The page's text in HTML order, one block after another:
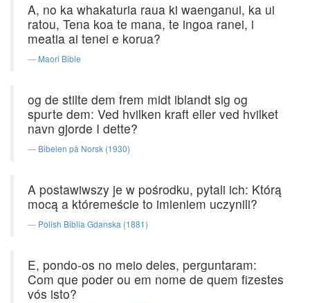
A, no ka whakaturia raua ki waenganui, ka ui
ratou, Tena koa te mana, te ingoa ranei, i
meatia ai tenei e korua?
Maori Bible
og de stilte dem frem midt iblandt sig og
spurte dem: Ved hvilken kraft eller ved hvilket
navn gjorde I dette?
Bibelen på Norsk (1930)
A postawiwszy je w pośrodku, pytali ich: Którą
mocą a któremeście to imieniem uczynili?
Polish Biblia Gdanska (1881)
E, pondo-os no meio deles, perguntaram:
Com que poder ou em nome de quem fizestes
vós isto?